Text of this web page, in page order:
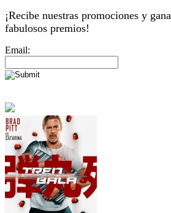
¡Recibe nuestras promociones y gana
fabulosos premios!
Email: